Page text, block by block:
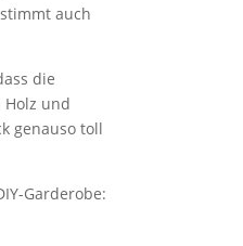
auch
die
und
genauso toll
Garderobe: